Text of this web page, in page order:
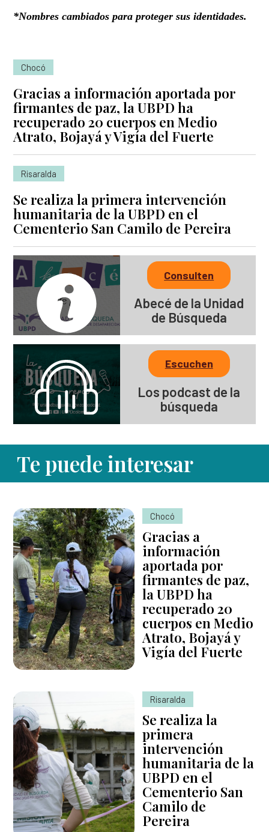
*Nombres cambiados para proteger sus identidades.
Chocó
Gracias a información aportada por
firmantes de paz, la UBPD ha
recuperado 20 cuerpos en Medio
Atrato, Bojayá y Vigía del Fuerte
Risaralda
Se realiza la primera intervención
humanitaria de la UBPD en el
Cementerio San Camilo de Pereira
Consulten
Abecé de la Unidad
de Búsqueda
Escuchen
Los podcast de la
búsqueda
Te puede interesar
Chocó
Gracias a
información
aportada por
firmantes de paz,
la UBPD ha
recuperado 20
cuerpos en Medio
Atrato, Bojayá y
Vigía del Fuerte
Risaralda
Se realiza la
primera
intervención
humanitaria de la
UBPD en el
Cementerio San
Camilo de
Pereira